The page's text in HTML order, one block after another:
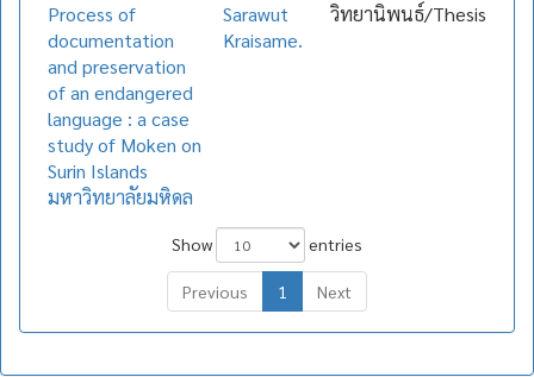
Process of
documentation
and preservation
of an endangered
language : a case
study of Moken on
Surin Islands
มหาวิทยาลัยมหิดล
Sarawut
Kraisame.
วิทยานิพนธ์/Thesis
Show entries
Previous 1 Next